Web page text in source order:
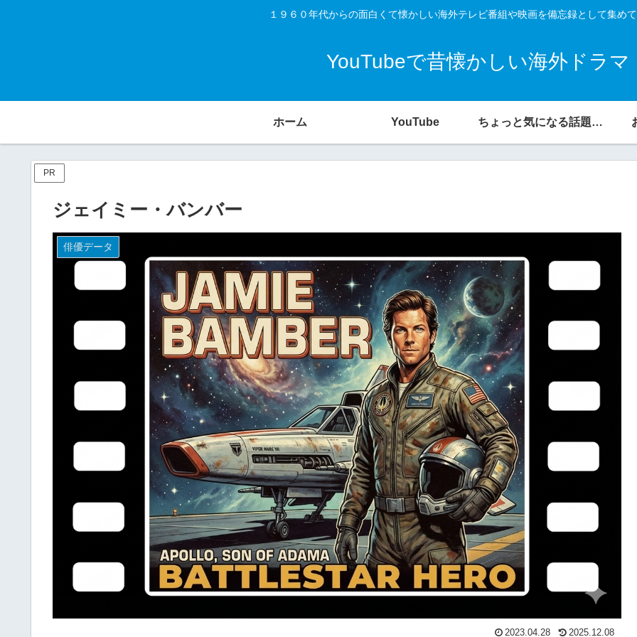
１９６０年代からの面白くて懐かしい海外テレビ番組や映画を備忘録として集め
YouTubeで昔懐かしい海外ドラマ
ホーム YouTube ちょっと気になる話題の宝庫
PR
ジェイミー・バンバー
俳優データ
2023.04.28 2025.12.08